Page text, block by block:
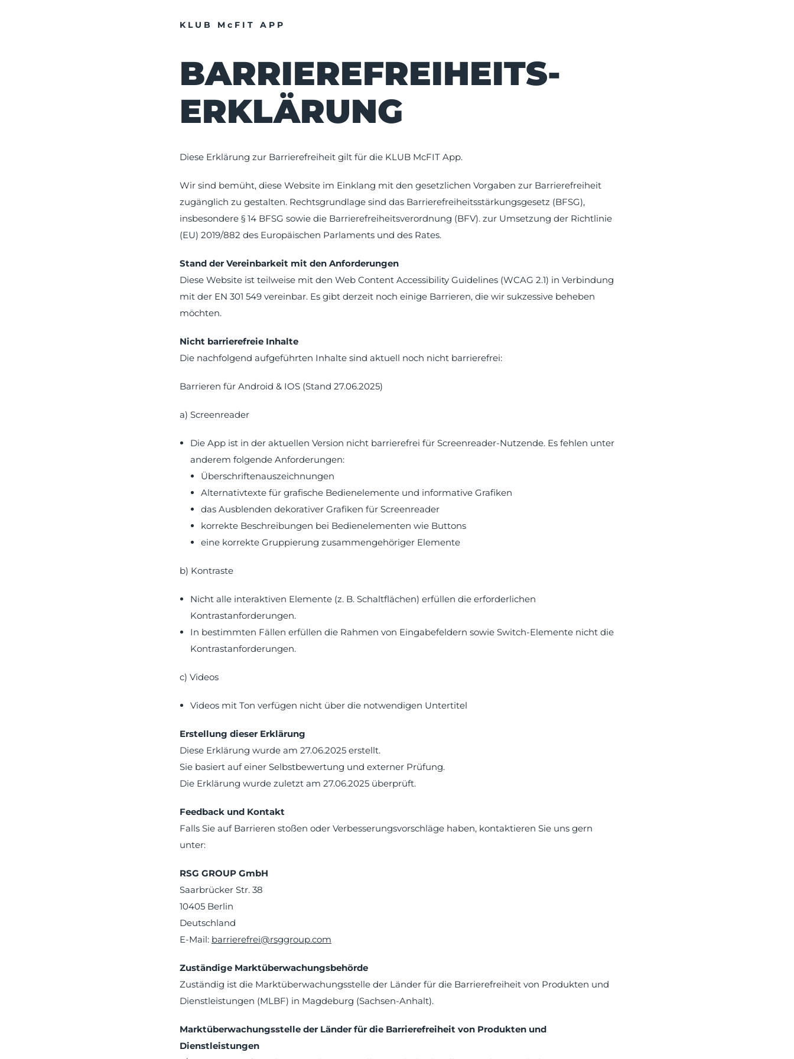
KLUB McFIT APP
BARRIERE­FREIHEITS­
ERKLÄRUNG
Diese Erklärung zur Barrierefreiheit gilt für die KLUB McFIT App.
Wir sind bemüht, diese Website im Einklang mit den gesetzlichen Vorgaben zur Barrierefreiheit
zugänglich zu gestalten. Rechtsgrundlage sind das Barrierefreiheitsstärkungsgesetz (BFSG),
insbesondere § 14 BFSG sowie die Barrierefreiheitsverordnung (BFV). zur Umsetzung der Richtlinie
(EU) 2019/882 des Europäischen Parlaments und des Rates.
Stand der Vereinbarkeit mit den Anforderungen
Diese Website ist teilweise mit den Web Content Accessibility Guidelines (WCAG 2.1) in Verbindung
mit der EN 301 549 vereinbar. Es gibt derzeit noch einige Barrieren, die wir sukzessive beheben
möchten.
Nicht barrierefreie Inhalte
Die nachfolgend aufgeführten Inhalte sind aktuell noch nicht barrierefrei:
Barrieren für Android & IOS (Stand 27.06.2025)
a) Screenreader
Die App ist in der aktuellen Version nicht barrierefrei für Screenreader-Nutzende. Es fehlen unter
anderem folgende Anforderungen:
Überschriftenauszeichnungen
Alternativtexte für grafische Bedienelemente und informative Grafiken
das Ausblenden dekorativer Grafiken für Screenreader
korrekte Beschreibungen bei Bedienelementen wie Buttons
eine korrekte Gruppierung zusammengehöriger Elemente
b) Kontraste
Nicht alle interaktiven Elemente (z. B. Schaltflächen) erfüllen die erforderlichen
Kontrastanforderungen.
In bestimmten Fällen erfüllen die Rahmen von Eingabefeldern sowie Switch-Elemente nicht die
Kontrastanforderungen.
c) Videos
Videos mit Ton verfügen nicht über die notwendigen Untertitel
Erstellung dieser Erklärung
Diese Erklärung wurde am 27.06.2025 erstellt.
Sie basiert auf einer Selbstbewertung und externer Prüfung.
Die Erklärung wurde zuletzt am 27.06.2025 überprüft.
Feedback und Kontakt
Falls Sie auf Barrieren stoßen oder Verbesserungsvorschläge haben, kontaktieren Sie uns gern
unter:
RSG GROUP GmbH
Saarbrücker Str. 38
10405 Berlin
Deutschland
E-Mail: barrierefrei@rsggroup.com
Zuständige Marktüberwachungsbehörde
Zuständig ist die Marktüberwachungsstelle der Länder für die Barrierefreiheit von Produkten und
Dienstleistungen (MLBF) in Magdeburg (Sachsen-Anhalt).
Marktüberwachungsstelle der Länder für die Barrierefreiheit von Produkten und
Dienstleistungen